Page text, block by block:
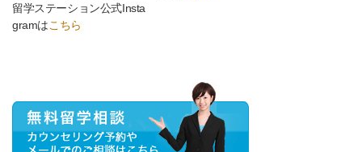
留学ステーション公式Insta
gramはこちら